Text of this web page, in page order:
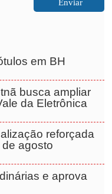
em BH
busca ampliar
da Eletrônica
reforçada
agosto
e aprova